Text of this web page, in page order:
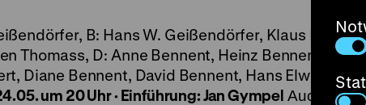
B: Hans W. Geißendörfer, Klaus
Thomass, D: Anne Bennent, Heinz Bennent,
Diane Bennent, David Bennent, Hans
um 20 Uhr · Einführung: Jan Gympel Auch